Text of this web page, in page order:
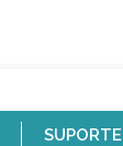
SUPORTE